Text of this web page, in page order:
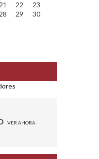
21 22
23
28 29
30
VER AHORA